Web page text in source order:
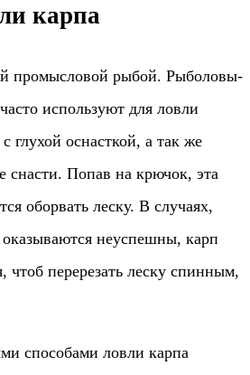
карпа
промысловой рыбой. Рыболовы-
используют для ловли
глухой оснасткой, а так же
снасти. Попав на крючок, эта
оборвать леску. В случаях,
неуспешны, карп
чтоб перерезать леску спинным,
способами ловли карпа